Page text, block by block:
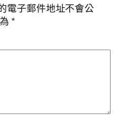
電子郵件地址不會公
*